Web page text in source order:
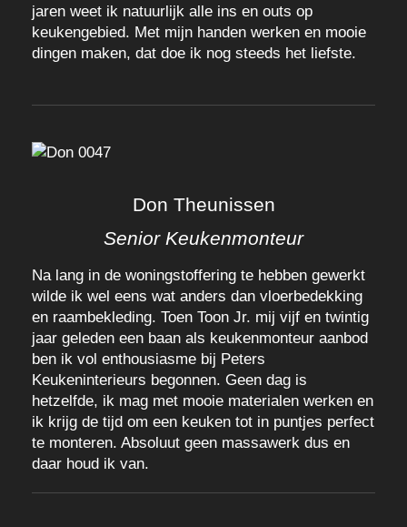
jaren weet ik natuurlijk alle ins en outs op
keukengebied. Met mijn handen werken en mooie
dingen maken, dat doe ik nog steeds het liefste.
Don Theunissen
Senior Keukenmonteur
Na lang in de woningstoffering te hebben gewerkt
wilde ik wel eens wat anders dan vloerbedekking
en raambekleding. Toen Toon Jr. mij vijf en twintig
jaar geleden een baan als keukenmonteur aanbod
ben ik vol enthousiasme bij Peters
Keukeninterieurs begonnen. Geen dag is
hetzelfde, ik mag met mooie materialen werken en
ik krijg de tijd om een keuken tot in puntjes perfect
te monteren. Absoluut geen massawerk dus en
daar houd ik van.